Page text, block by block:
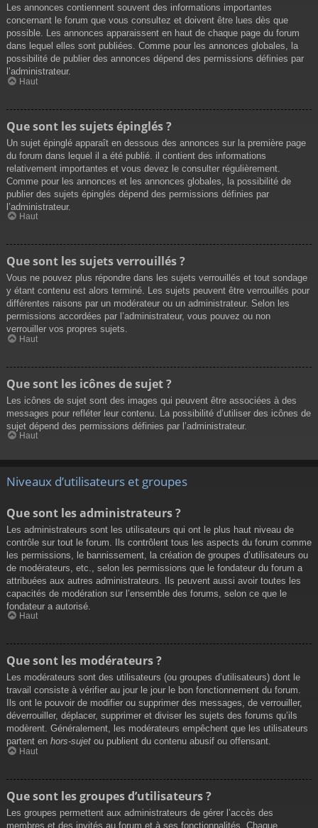
Les annonces contiennent souvent des informations importantes
concernant le forum que vous consultez et doivent être lues dès que
possible. Les annonces apparaissent en haut de chaque page du forum
dans lequel elles sont publiées. Comme pour les annonces globales, la
possibilité de publier des annonces dépend des permissions définies par
l’administrateur.
Haut
Que sont les sujets épinglés ?
Un sujet épinglé apparaît en dessous des annonces sur la première page
du forum dans lequel il a été publié. il contient des informations
relativement importantes et vous devez le consulter régulièrement.
Comme pour les annonces et les annonces globales, la possibilité de
publier des sujets épinglés dépend des permissions définies par
l’administrateur.
Haut
Que sont les sujets verrouillés ?
Vous ne pouvez plus répondre dans les sujets verrouillés et tout sondage
y étant contenu est alors terminé. Les sujets peuvent être verrouillés pour
différentes raisons par un modérateur ou un administrateur. Selon les
permissions accordées par l’administrateur, vous pouvez ou non
verrouiller vos propres sujets.
Haut
Que sont les icônes de sujet ?
Les icônes de sujet sont des images qui peuvent être associées à des
messages pour refléter leur contenu. La possibilité d’utiliser des icônes de
sujet dépend des permissions définies par l’administrateur.
Haut
Niveaux d’utilisateurs et groupes
Que sont les administrateurs ?
Les administrateurs sont les utilisateurs qui ont le plus haut niveau de
contrôle sur tout le forum. Ils contrôlent tous les aspects du forum comme
les permissions, le bannissement, la création de groupes d’utilisateurs ou
de modérateurs, etc., selon les permissions que le fondateur du forum a
attribuées aux autres administrateurs. Ils peuvent aussi avoir toutes les
capacités de modération sur l’ensemble des forums, selon ce que le
fondateur a autorisé.
Haut
Que sont les modérateurs ?
Les modérateurs sont des utilisateurs (ou groupes d’utilisateurs) dont le
travail consiste à vérifier au jour le jour le bon fonctionnement du forum.
Ils ont le pouvoir de modifier ou supprimer des messages, de verrouiller,
déverrouiller, déplacer, supprimer et diviser les sujets des forums qu’ils
modèrent. Généralement, les modérateurs empêchent que les utilisateurs
partent en hors-sujet ou publient du contenu abusif ou offensant.
Haut
Que sont les groupes d’utilisateurs ?
Les groupes permettent aux administrateurs de gérer l’accès des
membres et des invités au forum et à ses fonctionnalités. Chaque